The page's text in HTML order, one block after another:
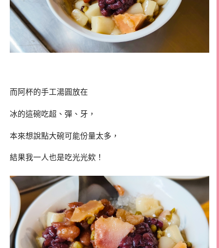
而阿杯的手工湯圓放在
冰的這碗吃超、彈、牙，
本來想說點大碗可能份量太多，
結果我一人也是吃光光欸！